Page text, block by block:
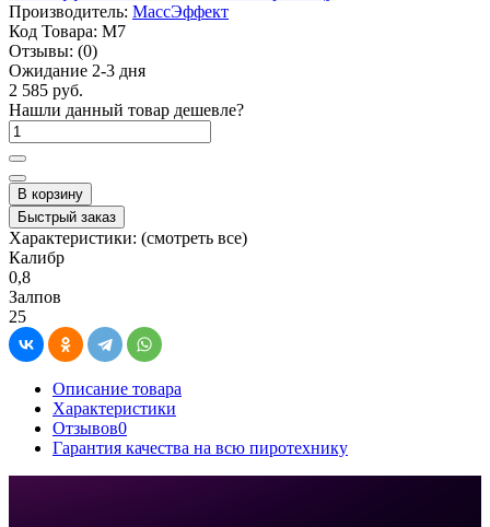
Производитель: МассЭффект
Код Товара: M7
Отзывы: (0)
Ожидание 2-3 дня
2 585 руб.
Нашли данный товар дешевле?
В корзину
Быстрый заказ
Характеристики: (смотреть все)
Калибр
0,8
Залпов
25
Описание товара
Характеристики
Отзывов0
Гарантия качества на всю пиротехнику